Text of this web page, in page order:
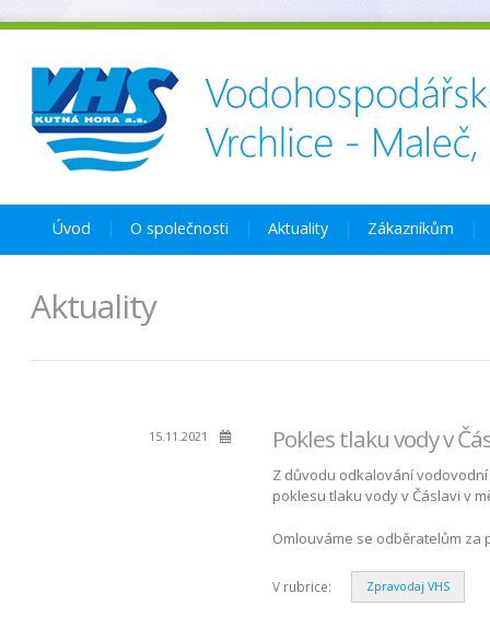
Úvod O společnosti Aktuality Zákazníkům
Aktuality
15.11.2021 Pokles tlaku vody v
Z důvodu odkalování vodovodní
poklesu tlaku vody v Čáslavi v
Omlouváme se odběratelům za
V rubrice: Zpravodaj VHS